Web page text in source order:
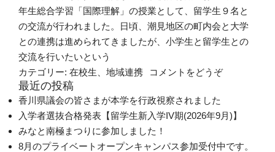
年生総合学習「国際理解」の授業として、留学生９名と
の交流が行われました。日頃、潮見地区の町内会と大学
との連携は進められてきましたが、小学生と留学生との
交流を行いたいという
カテゴリー: 在校生 地域連携 コメントをどうぞ(潮見が丘小
最近の投稿
香川県議会の皆さまが本学を行政視察されました
入学者選抜合格発表【留学生新入学IV期(2026年9月)】
みなと南極まつりに参加しました！
8月のプライベートオープンキャンパス参加受付中です。